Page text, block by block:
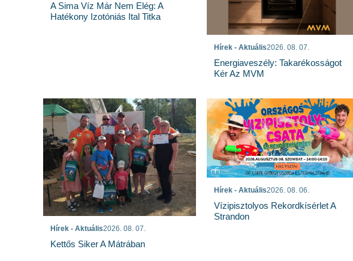
A Sima Víz Már Nem Elég: A
Hatékony Izotóniás Ital Titka
Hírek - Aktuális2026. 08. 07.
Energiaveszély: Takarékosságot
Kér Az MVM
Hírek - Aktuális2026. 08. 07.
Kettős Siker A Mátrában
Hírek - Aktuális2026. 08. 06.
Vízipisztolyos Rekordkísérlet A
Strandon